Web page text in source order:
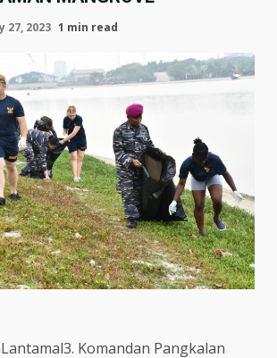
27, 2023 1 min read
Komandan Pangkalan